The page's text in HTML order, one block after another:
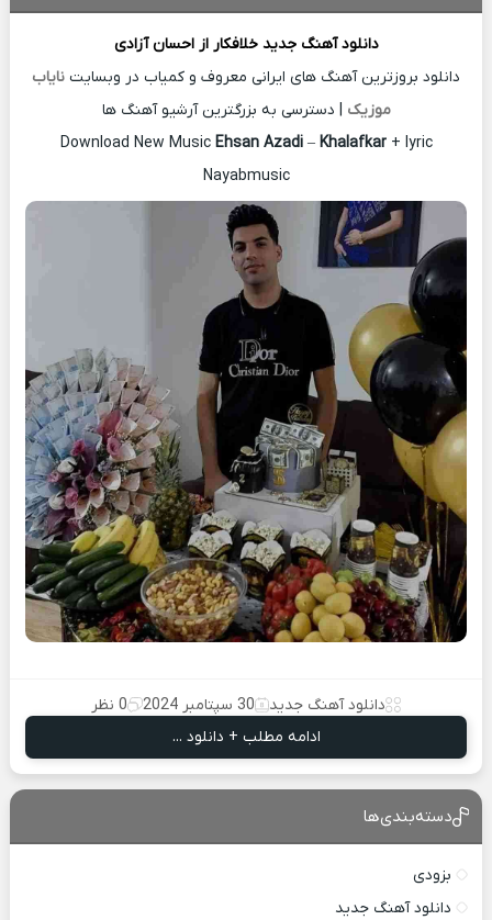
دانلود آهنگ جدید خلافکار ازاحسان آزادی
دانلود بروزترین آهنگ های ایرانی معروف و کمیاب در وبسایت نایاب
موزیک | دسترسی به بزرگترین آرشیو آهنگ ها
Download New Music Ehsan Azadi– Khalafkar+ lyric
Nayabmusic
دانلود آهنگ جدید 30 سپتامبر 2024
0 نظر
ادامه مطلب + دانلود ...
دسته‌بندی‌ها
بزودی
دانلود آهنگ جدید